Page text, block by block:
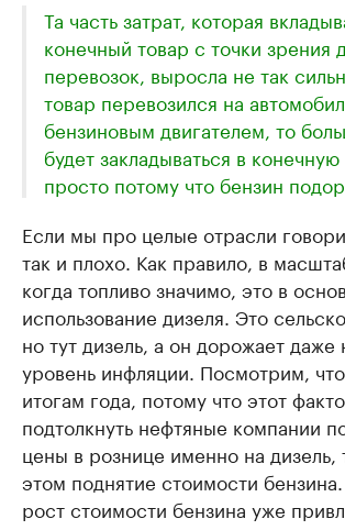
Та часть затрат, которая
конечный товар с точки зрения
перевозок, выросла не так
товар перевозился на
бензиновым двигателем, то
будет закладываться в
просто потому что бензин
Если мы про целые отрасли
так и плохо. Как правило, в
когда топливо значимо, это в
использование дизеля. Это
но тут дизель, а он дорожает
уровень инфляции. Посмотрим,
итогам года, потому что этот
подтолкнуть нефтяные компании
цены в рознице именно на дизель,
этом поднятие стоимости
рост стоимости бензина уже